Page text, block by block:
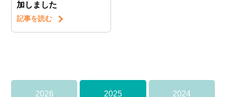
加しました
記事を読む
2026 2025 2024